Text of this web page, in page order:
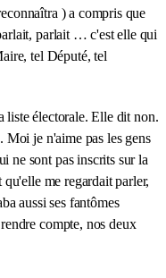
) a compris que
parlait … c'est elle qui
tel Député, tel
liste électorale. Elle dit non.
Moi je n'aime pas les gens
ne sont pas inscrits sur la
me regardait parler,
aussi ses fantômes
compte, nos deux